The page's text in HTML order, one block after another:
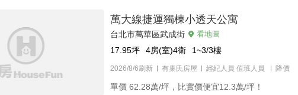
萬大線捷運獨棟小透天公寓
台北市萬華區武成街 看地圖
17.95坪 4房(室)4衛 1~3/3樓
2026/8/6刷新 有巢氏房屋 經紀人員 值班人員 降價
單價 62.28萬/坪，比實價便宜12.3萬/坪！